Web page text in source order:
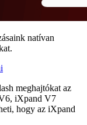
natívan
meghajtókat az
iXpand V7
hogy az iXpand